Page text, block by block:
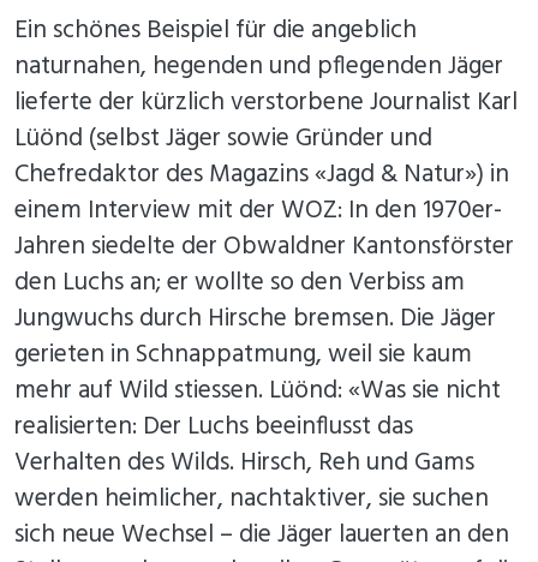
Ein schönes Beispiel für die angeblich
naturnahen, hegenden und pflegenden Jäger
lieferte der kürzlich verstorbene Journalist Karl
Lüönd (selbst Jäger sowie Gründer und
Chefredaktor des Magazins «Jagd & Natur») in
einem Interview mit der WOZ: In den 1970er-
Jahren siedelte der Obwaldner Kantonsförster
den Luchs an; er wollte so den Verbiss am
Jungwuchs durch Hirsche bremsen. Die Jäger
gerieten in Schnappatmung, weil sie kaum
mehr auf Wild stiessen. Lüönd: «Was sie nicht
realisierten: Der Luchs beeinflusst das
Verhalten des Wilds. Hirsch, Reh und Gams
werden heimlicher, nachtaktiver, sie suchen
sich neue Wechsel – die Jäger lauerten an den